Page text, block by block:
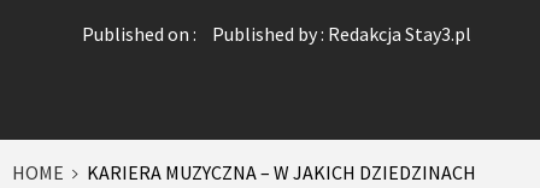
Published on : Published by : Redakcja Stay3.pl
HOME
KARIERA MUZYCZNA – W JAKICH DZIEDZINACH